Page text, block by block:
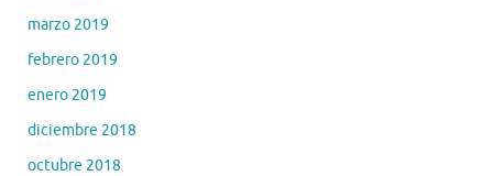
marzo 2019
febrero 2019
enero 2019
diciembre 2018
octubre 2018